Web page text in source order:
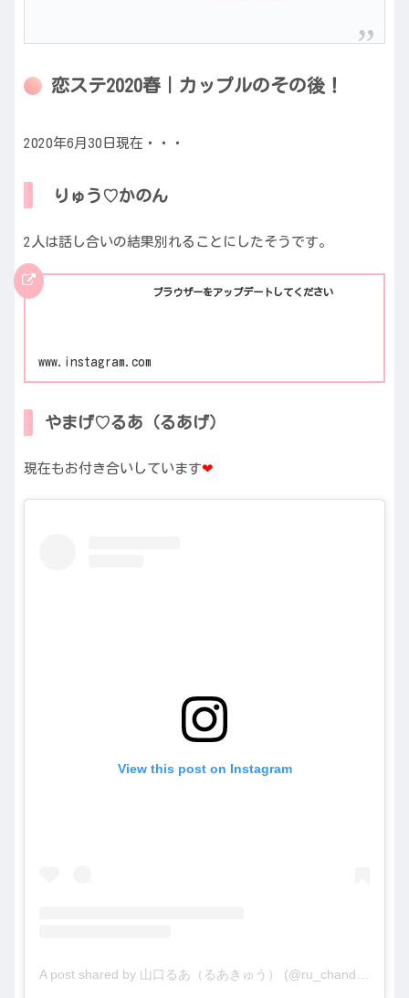
恋ステ2020春｜カップルのその後！
2020年6月30日現在・・・
りゅう♡かのん
2人は話し合いの結果別れることにしたそうです。
ブラウザーをアップデートしてください
www.instagram.com
やまげ♡るあ（るあげ）
現在もお付き合いしています❤︎
View this post on Instagram